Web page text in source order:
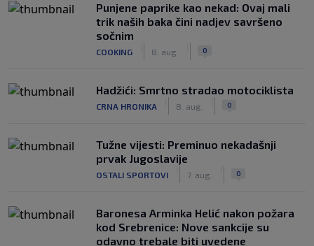
Punjene paprike kao nekad: Ovaj mali
trik naših baka čini nadjev savršeno
sočnim
COOKING 8. aug. 0
Hadžići: Smrtno stradao motociklista
CRNA HRONIKA 8. aug. 0
Tužne vijesti: Preminuo nekadašnji
prvak Jugoslavije
OSTALI SPORTOVI 7. aug. 0
Baronesa Arminka Helić nakon požara
kod Srebrenice: Nove sankcije su
odavno trebale biti uvedene